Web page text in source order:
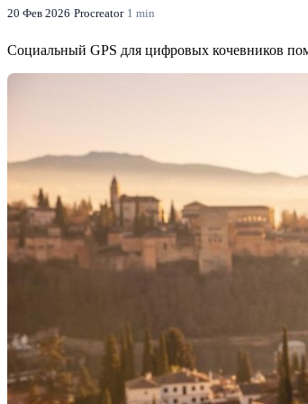
20 Фев 2026 ·Procreator·1 min
Социальный GPS для цифровых кочевников